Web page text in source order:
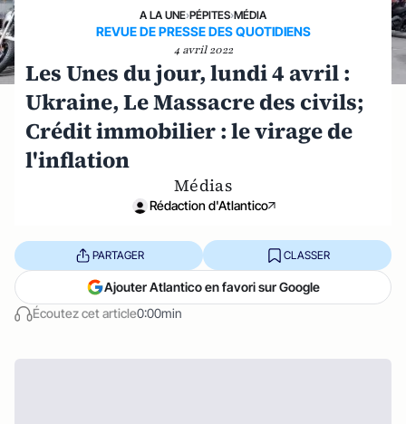
A LA UNE›PÉPITES›MÉDIA
REVUE DE PRESSE DES QUOTIDIENS
4 avril 2022
Les Unes du jour, lundi 4 avril :
Ukraine, Le Massacre des civils;
Crédit immobilier : le virage de
l'inflation
Médias
Rédaction d'Atlantico
Écoutez cet article0:00min
PARTAGER CLASSER
Ajouter Atlantico en favori sur Google